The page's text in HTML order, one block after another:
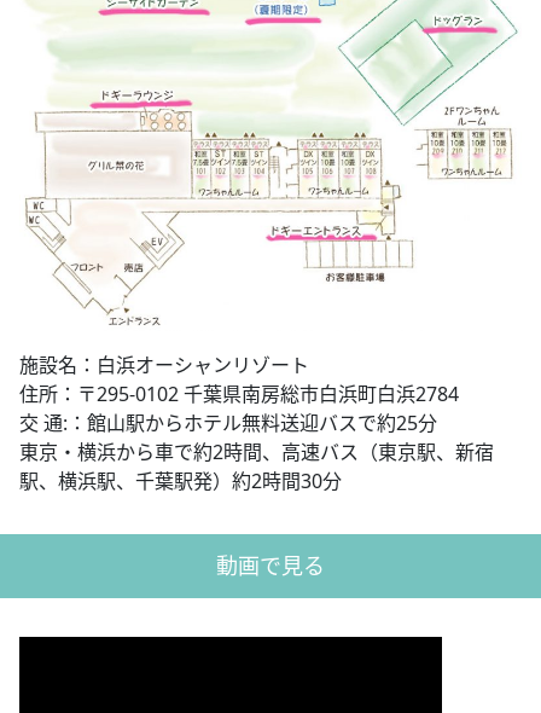
施設名：白浜オーシャンリゾート
住所：〒295-0102 千葉県南房総市白浜町白浜2784
交 通:：館山駅からホテル無料送迎バスで約25分
東京・横浜から車で約2時間、高速バス（東京駅、新宿
駅、横浜駅、千葉駅発）約2時間30分
動画で見る